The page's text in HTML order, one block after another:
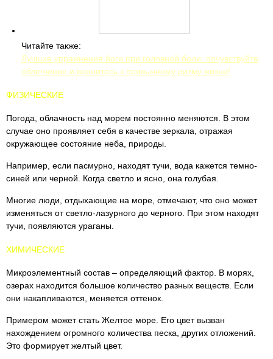
Читайте также:
Лучшие упражнения йоги при головной боли: почувствуйте
облегчение и вернитесь к привычному ритму жизни!
ФИЗИЧЕСКИЕ
Погода, облачность над морем постоянно меняются. В этом
случае оно проявляет себя в качестве зеркала, отражая
окружающее состояние неба, природы.
Например, если пасмурно, находят тучи, вода кажется темно-
синей или черной. Когда светло и ясно, она голубая.
Многие люди, отдыхающие на море, отмечают, что оно может
изменяться от светло-лазурного до черного. При этом находят
тучи, появляются ураганы.
ХИМИЧЕСКИЕ
Микроэлементный состав – определяющий фактор. В морях,
озерах находится большое количество разных веществ. Если
они накапливаются, меняется оттенок.
Примером может стать Желтое море. Его цвет вызван
нахождением огромного количества песка, других отложений.
Это формирует желтый цвет.